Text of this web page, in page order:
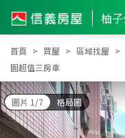
首頁 買屋 區域找屋
園超值三房車
圖片 1/7 格局圖